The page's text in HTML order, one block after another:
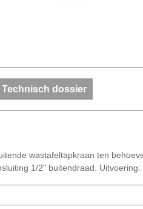
Technisch dossier
wastafeltapkraan ten
1/2" buitendraad.